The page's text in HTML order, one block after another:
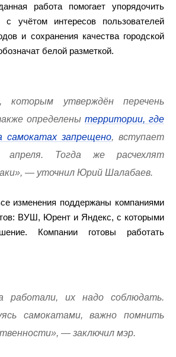
работа помогает упорядочить
учётом интересов пользователей
и сохранения качества городской
белой разметкой.
которым утверждён перечень
определены территории, где
самокатах запрещено, вступает
Тогда же расчехлят
— уточнил Юрий Шалабаев.
изменения поддержаны компаниями
ВУШ, Юрент и Яндекс, с которыми
Компании готовы работать
работали, их надо соблюдать.
самокатами, важно помнить
— заключил мэр.